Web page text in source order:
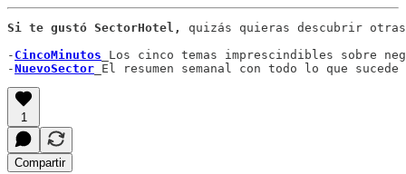
Si te gustó SectorHotel, quizás quieras descubrir
- CincoMinutos _Los cinco temas imprescindibles sobre
-NuevoSector
1
Compartir